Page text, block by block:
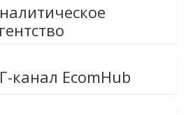
канал EcomHub